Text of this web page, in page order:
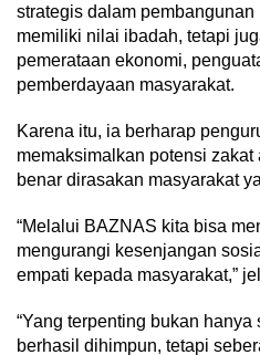
strategis dalam
memiliki nilai ibadah, tetapi
pemerataan ekonomi,
pemberdayaan masyarakat.
Karena itu, ia berharap
memaksimalkan potensi
benar dirasakan masyarakat
“Melalui BAZNAS kita bisa
mengurangi kesenjangan
empati kepada masyarakat,”
“Yang terpenting bukan
berhasil dihimpun, tetapi